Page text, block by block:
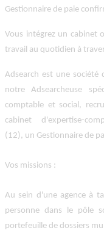
Gestionnaire de paie
Vous intégrez un cabinet
travail au quotidien à
Adsearch est une société
notre Adsearcheuse
comptable et social,
cabinet d'expertise-
(12), un Gestionnaire de
Vos missions :
Au sein d'une agence à
personne dans le pôle
portefeuille de dossiers